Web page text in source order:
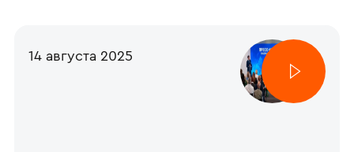
14 августа 2025